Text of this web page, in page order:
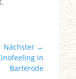
Nächster →
in
Barterode